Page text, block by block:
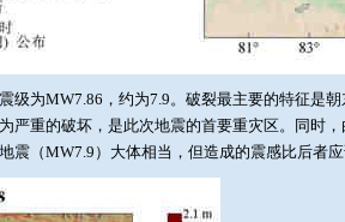
级为MW7.86，约为7.9。破裂最主要的特征是
严重的破坏，是此次地震的首要重灾区。同时
震（MW7.9）大体相当，但造成的震感比后者应